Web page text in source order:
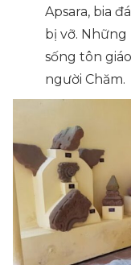
Apsara, bia
bị vỡ. Những
sống tôn
người Chăm.